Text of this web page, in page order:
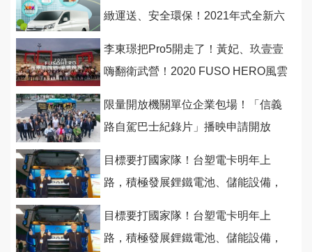
緻運送、安全環保！2021年式全新六
李東璟把Pro5開走了！黃妃、玖壹壹
嗨翻衛武營！2020 FUSO HERO風雲
限量開放機關單位企業包場！「信義
路自駕巴士紀錄片」播映申請開放
目標要打國家隊！台塑電卡明年上
路，積極發展鋰鐵電池、儲能設備，
目標要打國家隊！台塑電卡明年上
路，積極發展鋰鐵電池、儲能設備，